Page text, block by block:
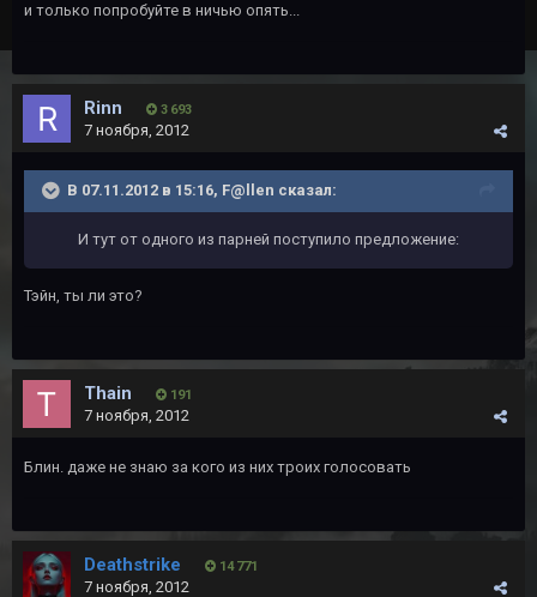
и только попробуйте в ничью опять...
Rinn 3 693
7 ноября, 2012
В 07.11.2012 в 15:16, F@llen сказал:
И тут от одного из парней поступило предложение:
Тэйн, ты ли это?
Thain 191
7 ноября, 2012
Блин. даже не знаю за кого из них троих голосовать
Deathstrike 14 771
7 ноября, 2012